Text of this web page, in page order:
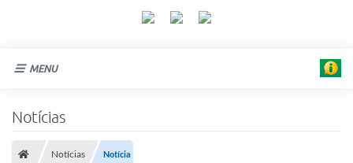
MENU
Notícias
Notícias Notícia